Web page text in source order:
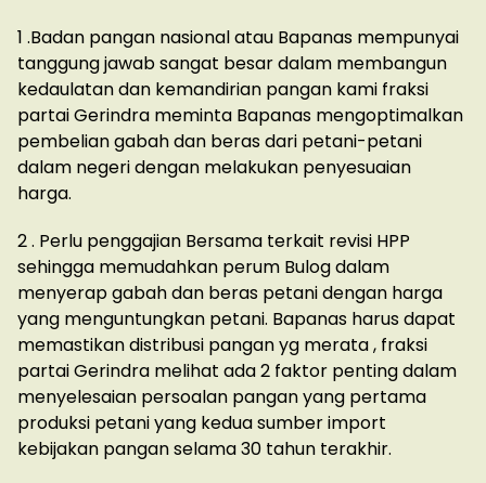
1 .Badan pangan nasional atau Bapanas mempunyai
tanggung jawab sangat besar dalam membangun
kedaulatan dan kemandirian pangan kami fraksi
partai Gerindra meminta Bapanas mengoptimalkan
pembelian gabah dan beras dari petani-petani
dalam negeri dengan melakukan penyesuaian
harga.
2 . Perlu penggajian Bersama terkait revisi HPP
sehingga memudahkan perum Bulog dalam
menyerap gabah dan beras petani dengan harga
yang menguntungkan petani. Bapanas harus dapat
memastikan distribusi pangan yg merata , fraksi
partai Gerindra melihat ada 2 faktor penting dalam
menyelesaian persoalan pangan yang pertama
produksi petani yang kedua sumber import
kebijakan pangan selama 30 tahun terakhir.